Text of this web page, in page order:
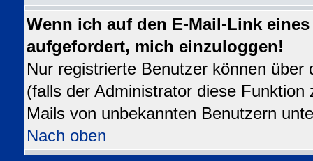
Wenn ich auf den E-Mail-Link
aufgefordert, mich einzuloggen!
Nur registrierte Benutzer können
(falls der Administrator diese
Mails von unbekannten Benutzern
Nach oben